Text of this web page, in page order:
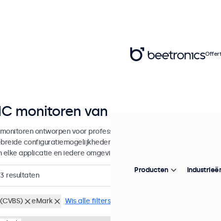
monitoren van 7 tot 32 inch
ontworpen voor professionele toepassingen en continu
configuratiemogelijkheden en veelzijdige montageopties,
elke applicatie en iedere omgeving.
resultaten
eMark Wis alle filters
Producten